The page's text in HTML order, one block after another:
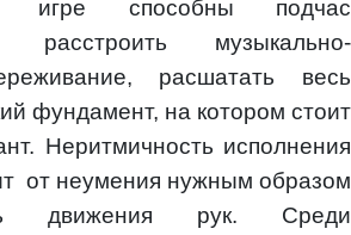
игре способны подчас
расстроить музыкально-
расшатать весь
фундамент, на котором стоит
Неритмичность исполнения
от неумения нужным образом
движения рук. Среди